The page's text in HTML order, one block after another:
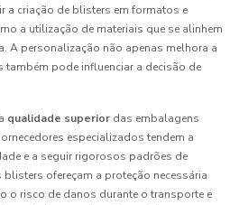
a criação de blisters em formatos e
a utilização de materiais que se alinhem
A personalização não apenas melhora a
pode influenciar a decisão de
qualidade superior das embalagens
especializados tendem a
e a seguir rigorosos padrões de
ofereçam a proteção necessária
o risco de danos durante o transporte e